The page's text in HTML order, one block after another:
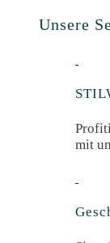
Unsere
mit